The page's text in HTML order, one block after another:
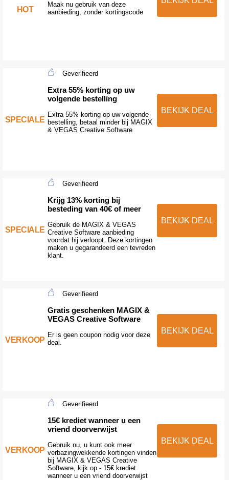
HOT
Maak nu gebruik van deze
aanbieding, zonder kortingscode
SPECIALE
Geverifieerd
Extra 55% korting op uw
volgende bestelling
Extra 55% korting op uw volgende
bestelling, betaal minder bij MAGIX
& VEGAS Creative Software
BEKIJK DEAL
SPECIALE
Geverifieerd
Krijg 13% korting bij
besteding van 40€ of meer
Gebruik de MAGIX & VEGAS
Creative Software aanbieding
voordat hij verloopt. Deze kortingen
maken u gegarandeerd een tevreden
klant.
BEKIJK DEAL
VERKOOP
Geverifieerd
Gratis geschenken MAGIX &
VEGAS Creative Software
Er is geen coupon nodig voor deze
deal.
BEKIJK DEAL
VERKOOP
Geverifieerd
15€ krediet wanneer u een
vriend doorverwijst
Gebruik nu, u kunt ook meer
verbazingwekkende kortingen vinden
bij MAGIX & VEGAS Creative
Software, kijk op - 15€ krediet
wanneer u een vriend doorverwijst
BEKIJK DEAL